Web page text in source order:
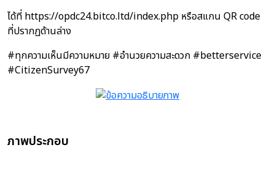
ได้ที่ https://opdc24.bitco.ltd/index.php หรือสแกน QR code
ที่ปรากฏด้านล่าง
#ทุกความเห็นมีความหมาย #อำนวยความสะดวก #betterservice
#CitizenSurvey67
ภาพประกอบ